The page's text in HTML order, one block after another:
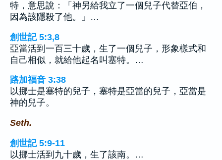
特，意思說：「神另給我立了一個兒子代替亞伯，
因為該隱殺了他。」…
創世記 5:3,8
亞當活到一百三十歲，生了一個兒子，形象樣式和
自己相似，就給他起名叫塞特。…
路加福音 3:38
以挪士是塞特的兒子，塞特是亞當的兒子，亞當是
神的兒子。
Seth.
創世記 5:9-11
以挪士活到九十歲，生了該南。…